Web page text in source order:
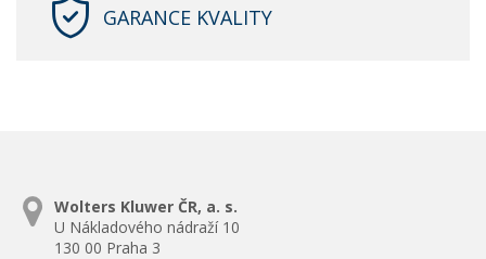
GARANCE KVALITY
Wolters Kluwer ČR, a. s.
U Nákladového nádraží 10
130 00 Praha 3